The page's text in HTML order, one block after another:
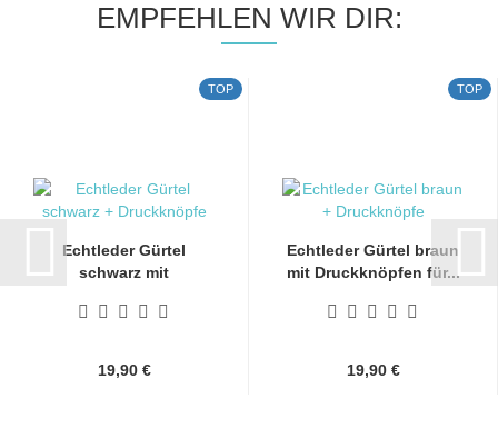
EMPFEHLEN WIR DIR:
TOP
Echtleder Gürtel
schwarz mit
19,90 €
TOP
Echtleder Gürtel braun
mit Druckknöpfen für...
19,90 €